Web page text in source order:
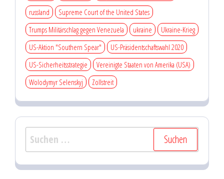
russland
Supreme Court of the United States
Trumps Militärschlag gegen Venezuela
ukraine
Ukraine-Krieg
US-Aktion "Southern Spear"
US-Präsidentschaftswahl 2020
US-Sicherheitsstrategie
Vereinigte Staaten von Amerika (USA)
Wolodymyr Selenskyj
Zollstreit
Suchen
nach: